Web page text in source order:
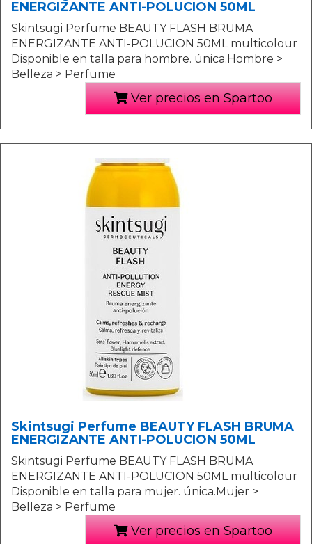
ENERGIZANTE ANTI-POLUCION 50ML
Skintsugi Perfume BEAUTY FLASH BRUMA
ENERGIZANTE ANTI-POLUCION 50ML multicolour
Disponible en talla para hombre. única.Hombre >
Belleza > Perfume
Ver precios en Spartoo
Skintsugi Perfume BEAUTY FLASH BRUMA
ENERGIZANTE ANTI-POLUCION 50ML
Skintsugi Perfume BEAUTY FLASH BRUMA
ENERGIZANTE ANTI-POLUCION 50ML multicolour
Disponible en talla para mujer. única.Mujer >
Belleza > Perfume
Ver precios en Spartoo